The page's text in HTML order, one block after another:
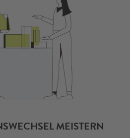
MEISTERN